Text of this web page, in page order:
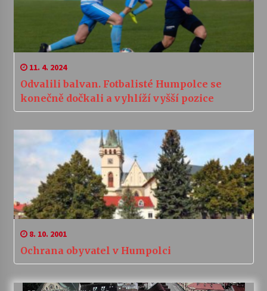
11. 4. 2024
Odvalili balvan. Fotbalisté Humpolce se
konečně dočkali a vyhlíží vyšší pozice
8. 10. 2001
Ochrana obyvatel v Humpolci